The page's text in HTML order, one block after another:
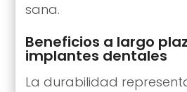
sana.
Beneficios a largo
implantes dentales
La durabilidad